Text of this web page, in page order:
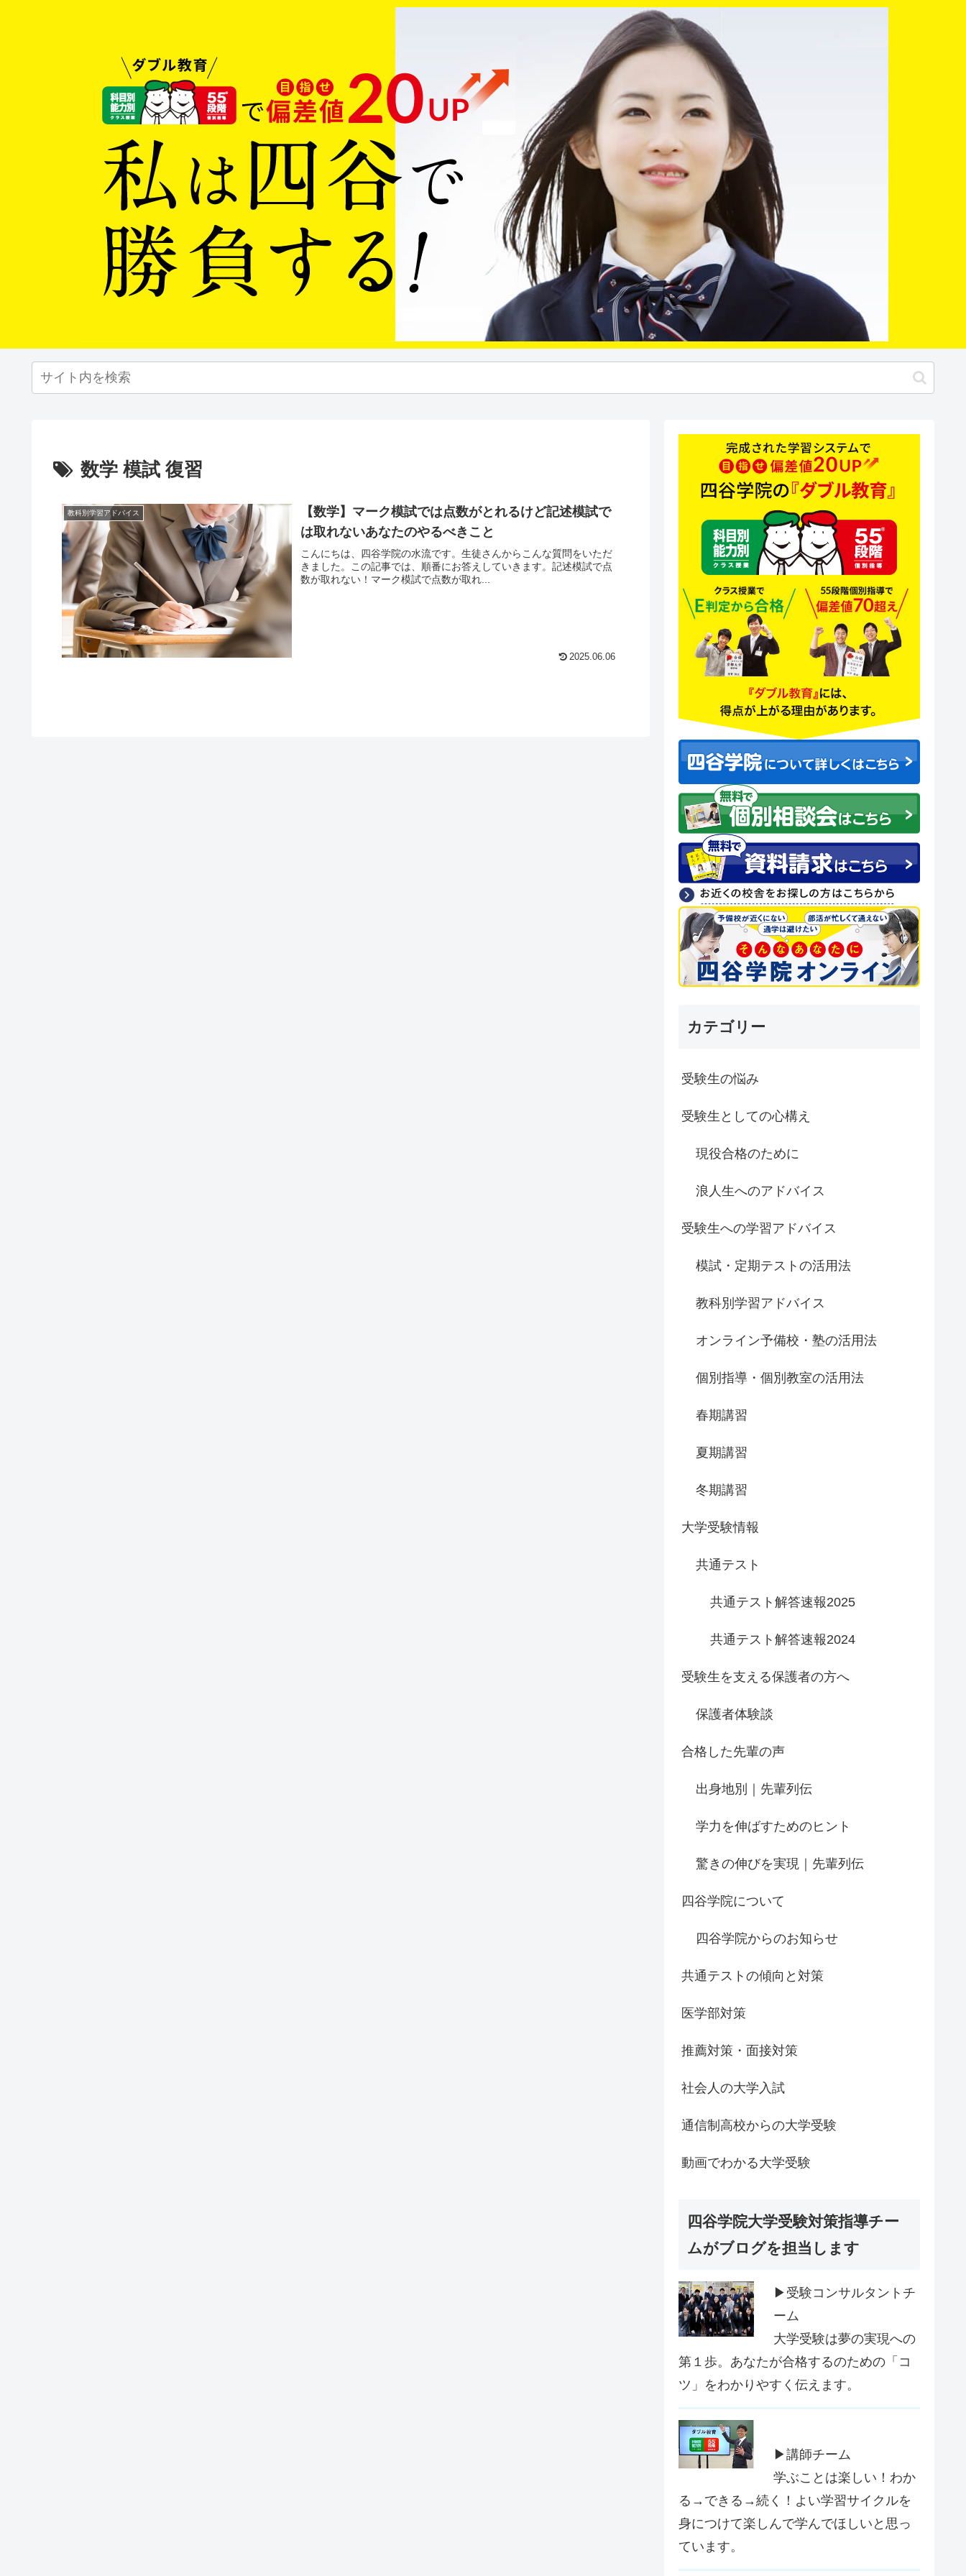
数学 模試 復習
教科別学習アドバイス
【数学】マーク模試では点数がとれるけど記述模試で
は取れないあなたのやるべきこと
こんにちは、四谷学院の水流です。生徒さんからこんな質問をいただ
きました。この記事では、順番にお答えしていきます。記述模試で点
数が取れない！マーク模試で点数が取れ...
2025.06.06
カテゴリー
受験生の悩み
受験生としての心構え
現役合格のために
浪人生へのアドバイス
受験生への学習アドバイス
模試・定期テストの活用法
教科別学習アドバイス
オンライン予備校・塾の活用法
個別指導・個別教室の活用法
春期講習
夏期講習
冬期講習
大学受験情報
共通テスト
共通テスト解答速報2025
共通テスト解答速報2024
受験生を支える保護者の方へ
保護者体験談
合格した先輩の声
出身地別｜先輩列伝
学力を伸ばすためのヒント
驚きの伸びを実現｜先輩列伝
四谷学院について
四谷学院からのお知らせ
共通テストの傾向と対策
医学部対策
推薦対策・面接対策
社会人の大学入試
通信制高校からの大学受験
動画でわかる大学受験
四谷学院大学受験対策指導チー
ムがブログを担当します
▶受験コンサルタントチ
ーム
大学受験は夢の実現への
第１歩。あなたが合格するのための「コ
ツ」をわかりやすく伝えます。
▶講師チーム
学ぶことは楽しい！わか
る→できる→続く！よい学習サイクルを
身につけて楽しんで学んでほしいと思っ
ています。